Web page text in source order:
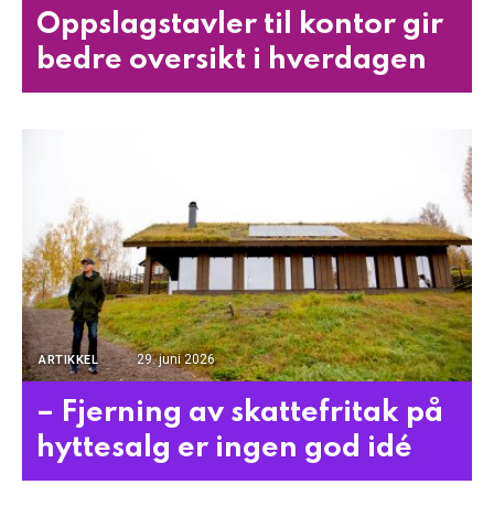
Oppslagstavler til kontor gir
bedre oversikt i hverdagen
ARTIKKEL 29. juni 2026
– Fjerning av skattefritak på
hyttesalg er ingen god idé